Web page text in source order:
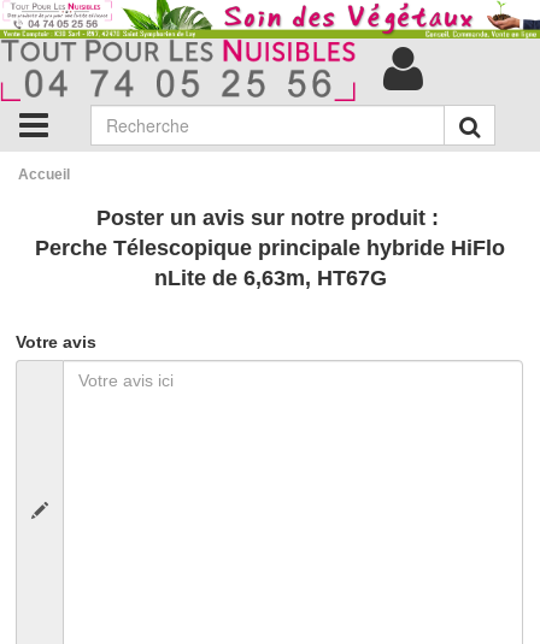
Accueil
Poster un avis sur notre produit :
Perche Télescopique principale hybride HiFlo
nLite de 6,63m, HT67G
Votre avis